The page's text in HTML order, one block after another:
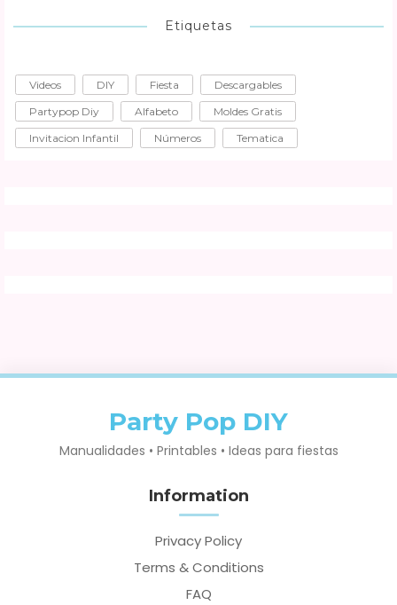
Etiquetas
Videos DIY Fiesta
Descargables
Partypop Diy
Alfabeto
Moldes Gratis
Invitacion Infantil
Números Tematica
Party Pop DIY
Manualidades • Printables • Ideas para fiestas
Information
Privacy Policy
Terms & Conditions
FAQ